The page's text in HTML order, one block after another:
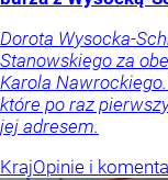
Dorota Wysocka-
Stanowskiego za
Karola
które po raz
jej adresem.
KrajOpinie i